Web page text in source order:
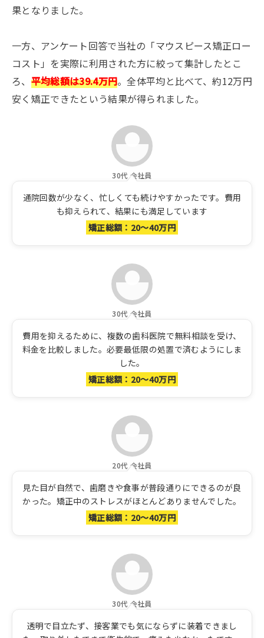
果となりました。
一方、アンケート回答で当社の「マウスピース矯正ロー
コスト」を実際に利用された方に絞って集計したとこ
ろ、 平均総額は39.4万円。全体平均と比べて、約12万円
安く矯正できたという結果が得られました。
30代 会社員
通院回数が少なく、忙しくても続けやすかったです。費用
も抑えられて、結果にも満足しています
矯正総額：20～40万円
30代 会社員
費用を抑えるために、複数の歯科医院で無料相談を受け、
料金を比較しました。必要最低限の処置で済むようにしま
した。
矯正総額：20～40万円
20代 会社員
見た目が自然で、歯磨きや食事が普段通りにできるのが良
かった。矯正中のストレスがほとんどありませんでした。
矯正総額：20～40万円
30代 会社員
透明で目立たず、接客業でも気にならずに装着できまし